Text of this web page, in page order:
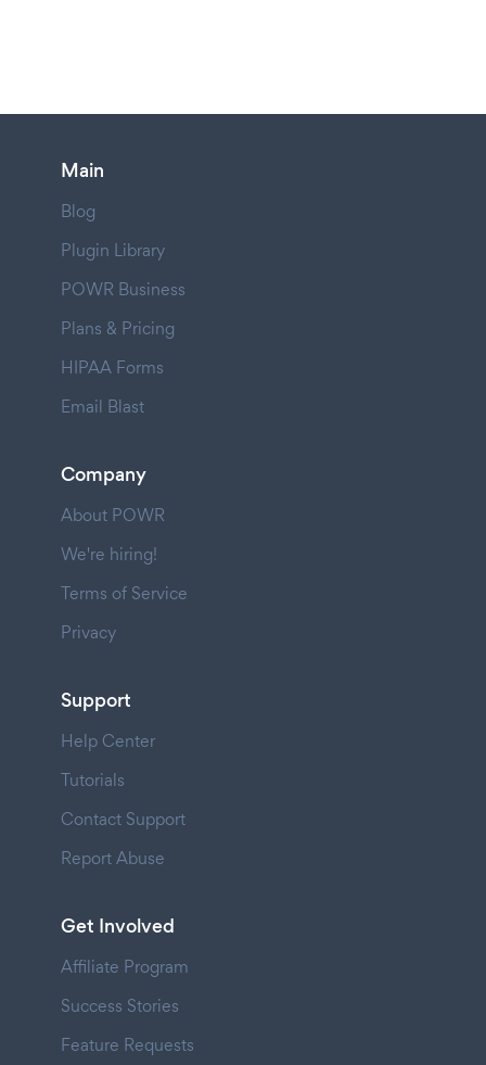
Main
Blog
Plugin Library
POWR Business
Plans & Pricing
HIPAA Forms
Email Blast
Company
About POWR
We're hiring!
Terms of Service
Privacy
Support
Help Center
Tutorials
Contact Support
Report Abuse
Get Involved
Affiliate Program
Success Stories
Feature Requests